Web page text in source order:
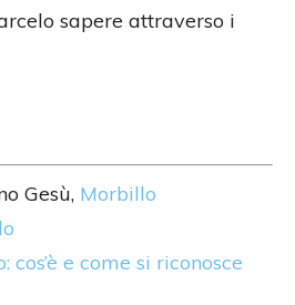
sapere attraverso i
Gesù, Morbillo
cos’è e come si riconosce